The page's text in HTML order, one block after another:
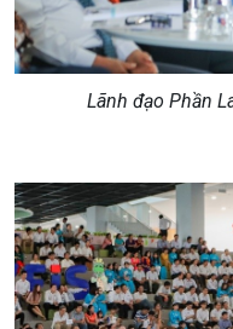
Lãnh đạo Phần